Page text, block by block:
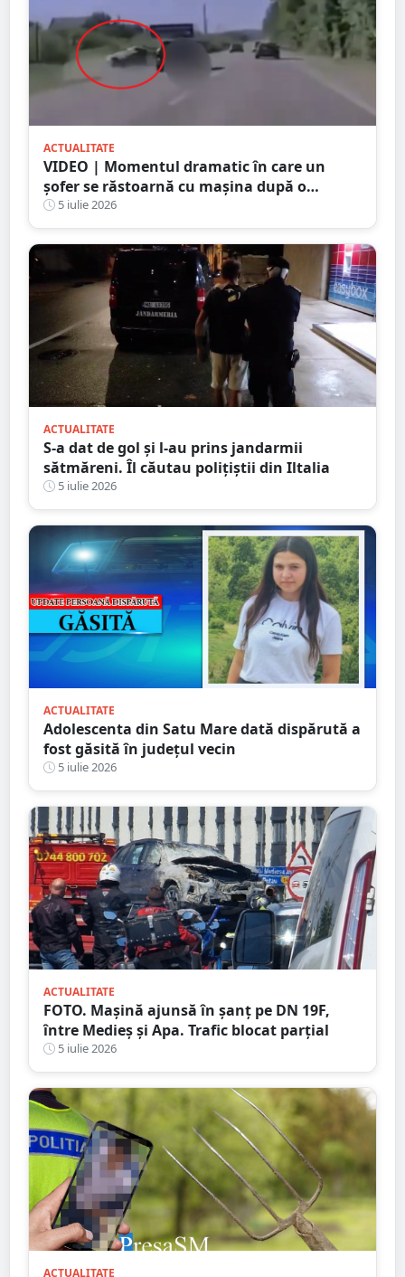
ACTUALITATE
VIDEO | Momentul dramatic în care un
șofer se răstoarnă cu mașina după o
depășire riscantă. Accidentul a fost surprins
de camera de bord
5 iulie 2026
ACTUALITATE
S-a dat de gol și l-au prins jandarmii
sătmăreni. Îl căutau polițiștii din Iltalia
5 iulie 2026
ACTUALITATE
Adolescenta din Satu Mare dată dispărută a
fost găsită în județul vecin
5 iulie 2026
ACTUALITATE
FOTO. Mașină ajunsă în șanț pe DN 19F,
între Medieș și Apa. Trafic blocat parțial
5 iulie 2026
ACTUALITATE